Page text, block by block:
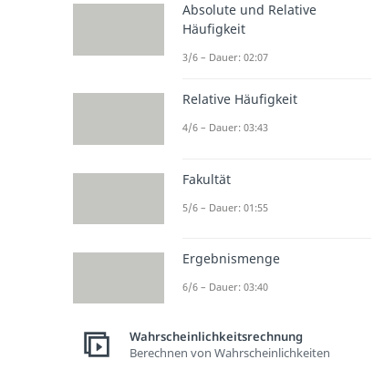
Absolute und Relative
Häufigkeit
3/6 – Dauer: 02:07
Relative Häufigkeit
4/6 – Dauer: 03:43
Fakultät
5/6 – Dauer: 01:55
Ergebnismenge
6/6 – Dauer: 03:40
Wahrscheinlichkeitsrechnung
Berechnen von Wahrscheinlichkeiten